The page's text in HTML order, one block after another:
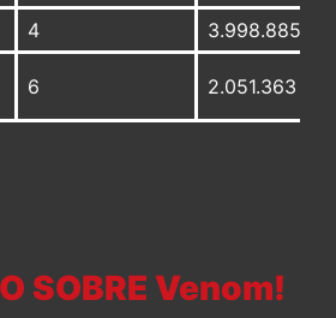
4
3.998.885
6 2.051.363
SOBRE Venom!